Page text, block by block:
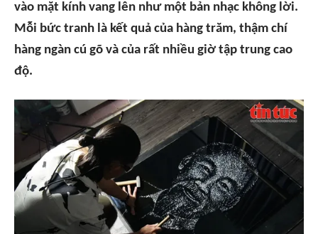
vào mặt kính vang lên như một bản nhạc không lời.
Mỗi bức tranh là kết quả của hàng trăm, thậm chí
hàng ngàn cú gõ và của rất nhiều giờ tập trung cao
độ.